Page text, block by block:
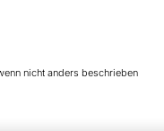
nicht anders beschrieben